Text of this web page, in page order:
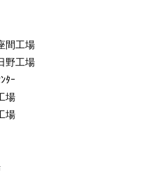
間工場
野工場
ﾀｰ
場
場